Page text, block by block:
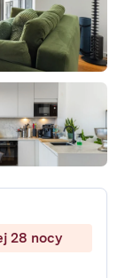
28 nocy